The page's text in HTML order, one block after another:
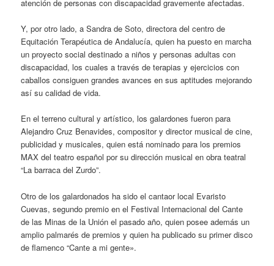
atención de personas con discapacidad gravemente afectadas.
Y, por otro lado, a Sandra de Soto, directora del centro de
Equitación Terapéutica de Andalucía, quien ha puesto en marcha
un proyecto social destinado a niños y personas adultas con
discapacidad, los cuales a través de terapias y ejercicios con
caballos consiguen grandes avances en sus aptitudes mejorando
así su calidad de vida.
En el terreno cultural y artístico, los galardones fueron para
Alejandro Cruz Benavides, compositor y director musical de cine,
publicidad y musicales, quien está nominado para los premios
MAX del teatro español por su dirección musical en obra teatral
“La barraca del Zurdo”.
Otro de los galardonados ha sido el cantaor local Evaristo
Cuevas, segundo premio en el Festival Internacional del Cante
de las Minas de la Unión el pasado año, quien posee además un
amplio palmarés de premios y quien ha publicado su primer disco
de flamenco “Cante a mi gente».